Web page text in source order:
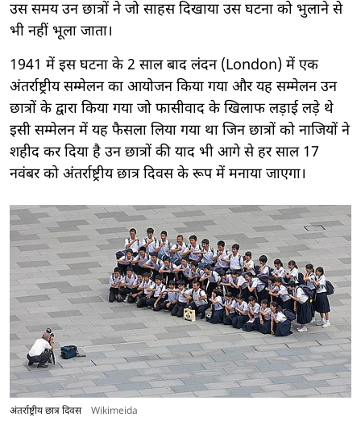
उस समय उन छात्रों ने जो साहस दिखाया उस घटना को भुलाने से
भी नहीं भूला जाता।
1941 में इस घटना के 2 साल बाद लंदन (London) में एक
अंतर्राष्ट्रीय सम्मेलन का आयोजन किया गया और यह सम्मेलन उन
छात्रों के द्वारा किया गया जो फासीवाद के खिलाफ लड़ाई लड़े थे
इसी सम्मेलन में यह फैसला लिया गया था जिन छात्रों को नाजियों ने
शहीद कर दिया है उन छात्रों की याद भी आगे से हर साल 17
नवंबर को अंतर्राष्ट्रीय छात्र दिवस के रूप में मनाया जाएगा।
अंतर्राष्ट्रीय छात्र दिवस Wikimeida